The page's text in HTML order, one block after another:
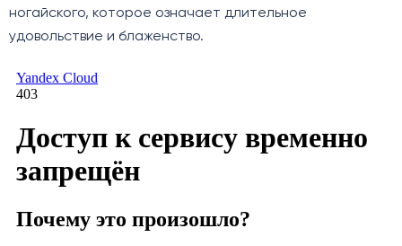
ногайского, которое означает длительное
удовольствие и блаженство.